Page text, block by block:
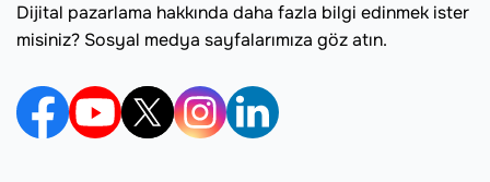
Dijital pazarlama hakkında daha fazla bilgi edinmek ister
misiniz? Sosyal medya sayfalarımıza göz atın.